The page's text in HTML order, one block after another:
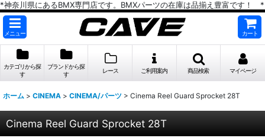
*神奈川県にあるBMX専門店です。BMXパーツの在庫は品揃え豊富です！ *
メニュー カート
カテゴリから探
す
ブランドから探
す
レース ご利用案内 商品検索 マイページ
ホーム > CINEMA > CINEMA/パーツ > Cinema Reel Guard Sprocket 28T
Cinema Reel Guard Sprocket 28T